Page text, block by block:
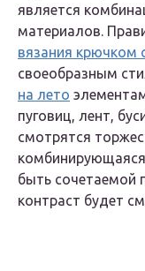
является
материалов.
вязания крючком
своеобразным
на лето
пуговиц, лент,
смотрятся
быть сочетаемой
контраст будет